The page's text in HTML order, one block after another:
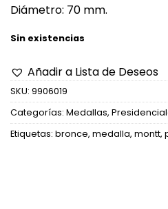
Diámetro: 70 mm.
Sin existencias
Añadir a Lista de Deseos
SKU: 9906019
Categorías: Medallas,
Etiquetas: bronce, medalla, montt,